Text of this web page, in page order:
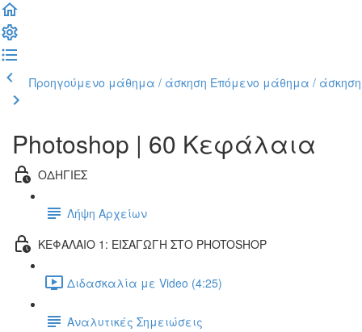
Προηγούμενο μάθημα / άσκηση Επόμενο μάθημα / άσκηση
Photoshop | 60 Κεφάλαια
ΟΔΗΓΙΕΣ
Λήψη Αρχείων
ΚΕΦΑΛΑΙΟ 1: ΕΙΣΑΓΩΓΗ ΣΤΟ PHOTOSHOP
Διδασκαλία με Video (4:25)
Αναλυτικές Σημειώσεις